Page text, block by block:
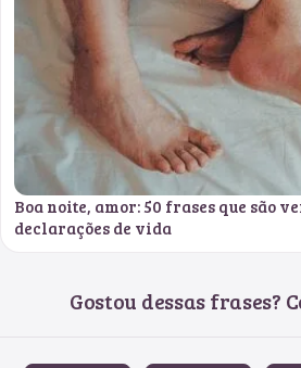
Boa noite, amor: 50 frases que são
declarações de vida
Gostou dessas frases?